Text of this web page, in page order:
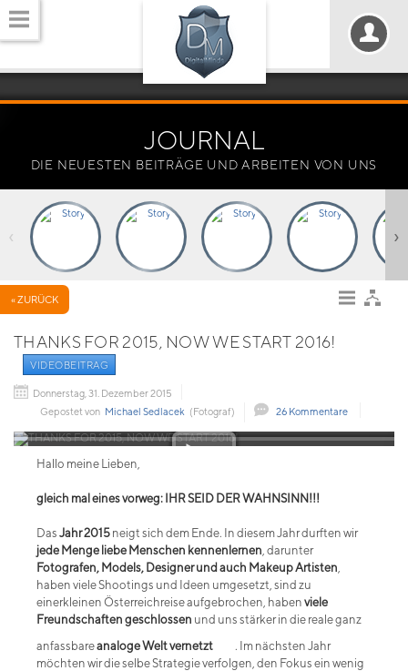
JOURNAL
DIE NEUESTEN BEITRÄGE UND ARBEITEN VON UNS
‹ ›
« ZURÜCK
THANKS FOR 2015, NOW WE START 2016!
VIDEOBEITRAG
Donnerstag, 31. Dezember 2015
Gepostet von Michael Sedlacek (Fotograf) 26 Kommentare
Hallo meine Lieben,
gleich mal eines vorweg: IHR SEID DER WAHNSINN!!!
Das Jahr 2015 neigt sich dem Ende. In diesem Jahr durften wir
jede Menge liebe Menschen kennenlernen, darunter
Fotografen, Models, Designer und auch Makeup Artisten,
haben viele Shootings und Ideen umgesetzt, sind zu
einerkleinen Österreichreise aufgebrochen, haben viele
Freundschaften geschlossen und uns stärker in die reale ganz
anfassbareanaloge Welt vernetzt
. Im nächsten Jahr
möchten wir die selbe Strategie verfolgen, den Fokus ein wenig